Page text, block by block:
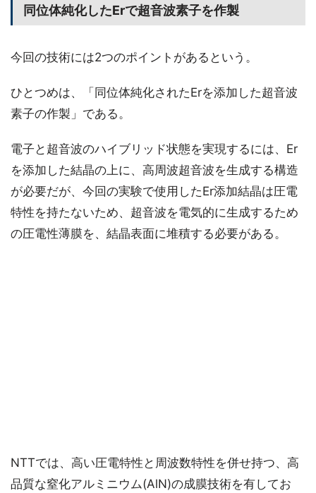
同位体純化したErで超音波素子を作製
今回の技術には2つのポイントがあるという。
ひとつめは、「同位体純化されたErを添加した超音波
素子の作製」である。
電子と超音波のハイブリッド状態を実現するには、Er
を添加した結晶の上に、高周波超音波を生成する構造
が必要だが、今回の実験で使用したEr添加結晶は圧電
特性を持たないため、超音波を電気的に生成するため
の圧電性薄膜を、結晶表面に堆積する必要がある。
NTTでは、高い圧電特性と周波数特性を併せ持つ、高
品質な窒化アルミニウム(AlN)の成膜技術を有してお